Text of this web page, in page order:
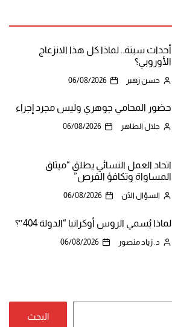
أحداث سبتة.. لماذا كل هذا الانزعاج
الأوروبي؟
حسن زهير 06/08/2026
حضور المحامي جوهري وليس مجرد إجراء
جلال الطاهر 06/08/2026
اتحاد العمل النسائي يطلق “ميثاق
المساواة وتكافؤ الفرص”
السؤال الآن 06/08/2026
لماذا يُسمي الروس أوكرانيا “الدولة 404″؟
د. زياد منصور 06/08/2026
البحث